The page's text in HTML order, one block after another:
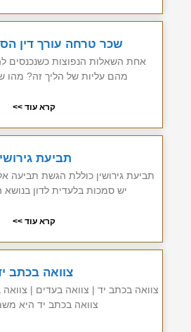
שכר טרחה עורך דין
אחת השאלות הנפוצות כשנכנסים
מהם עליות של הליך זה? מהו
קרא עוד >>
תביעת
תביעת גירושין כוללת הגשת תביעה
יש סמכות בלעדית לדון בנושא
קרא עוד >>
צוואה בכתב
צוואה בכתב יד | צוואה בעדים |
צוואה בכתב יד היא